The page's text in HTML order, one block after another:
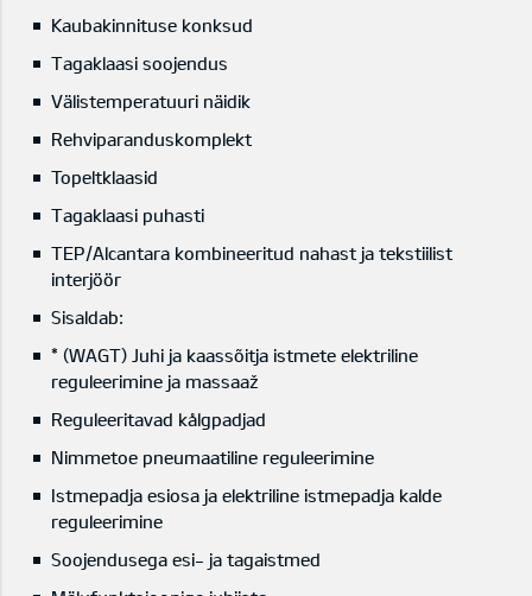
Kaubakinnituse konksud
Tagaklaasi soojendus
Välistemperatuuri näidik
Rehviparanduskomplekt
Topeltklaasid
Tagaklaasi puhasti
TEP/Alcantara kombineeritud nahast ja tekstiilist
interjöör
Sisaldab:
* (WAGT) Juhi ja kaassõitja istmete elektriline
reguleerimine ja massaaž
Reguleeritavad kålgpadjad
Nimmetoe pneumaatiline reguleerimine
Istmepadja esiosa ja elektriline istmepadja kalde
reguleerimine
Soojendusega esi- ja tagaistmed